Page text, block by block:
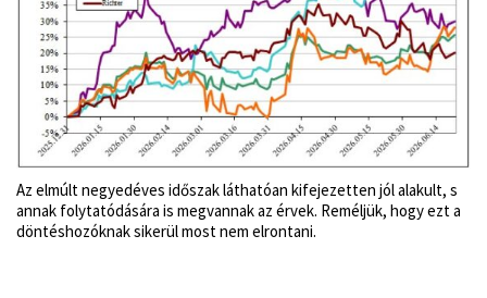
Az elmúlt negyedéves időszak láthatóan kifejezetten jól alakult, s
annak folytatódására is megvannak az érvek. Reméljük, hogy ezt a
döntéshozóknak sikerül most nem elrontani.